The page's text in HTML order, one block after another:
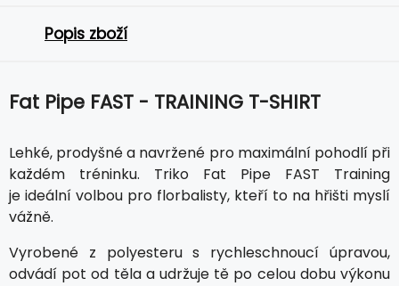
Popis zboží
Fat Pipe FAST - TRAINING T-SHIRT
Lehké, prodyšné a navržené pro maximální pohodlí při
každém tréninku. Triko Fat Pipe FAST Training
je ideální volbou pro florbalisty, kteří to na hřišti myslí
vážně.
Vyrobené z polyesteru s rychleschnoucí úpravou,
odvádí pot od těla a udržuje tě po celou dobu výkonu